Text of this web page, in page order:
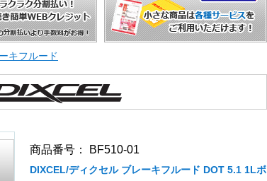
キフルード
商品番号： BF510-01
DIXCEL/ディクセル ブレーキフルード DOT 5.1 1Lボ